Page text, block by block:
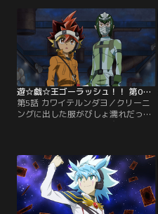
ぎ）さんまでもが犯人の毒牙にかか
ってしまう。一見、なんの関連も無
さそうな被害者たちの、意外な共通
点とは…。【提供：バンダイチャン
ネル】
遊☆戯☆王ゴーラッシュ！！ 第05話
第5話 カワイテルンダヨ／クリーニ
ングに出した服がびしょ濡れだった
い）テルだった！合羽井にデュエル
を挑む遊飛！しかし、濡れたデュエ
ルディスクが壊れて動かなくなって
しまい…。【提供：バンダイチャン
ネル】